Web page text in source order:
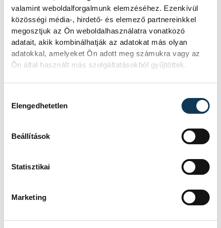
valamint weboldalforgalmunk elemzéséhez. Ezenkívül
közösségi média-, hirdető- és elemező partnereinkkel
megosztjuk az Ön weboldalhasználatra vonatkozó
adatait, akik kombinálhatják az adatokat más olyan
adatokkal, amelyeket Ön adott meg számukra vagy az
Ön által használt más szolgáltatásokból gyűjtöttek.
Elengedhetetlen
Beállítások
Statisztikai
Marketing
amelyek közelebb hozzák a gyerekeket a
gasztronómiához és adott esetben arra
sarkallják őket, hogy maguk is
közreműködjenek a háztartásban. A
bonbonkészítés ráadásul kiváló lehetőség
az otthoni maradék csokik újragondolására
és arra is, hogy a gyerekek megtanulják
feltalálni magukat a konyhában és akár
maguk készítsék el kreatív ajándékukat a
értékesebb ajándék aligha akad, mint amit